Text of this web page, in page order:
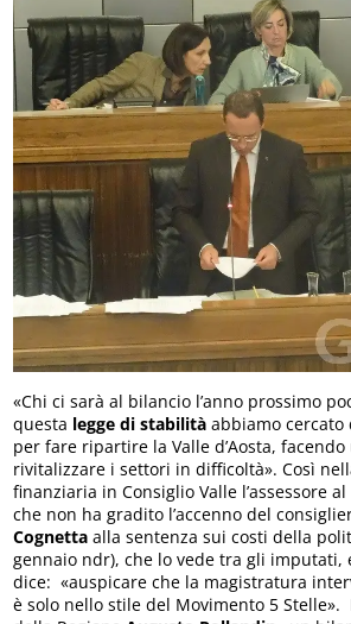
«Chi ci sarà al bilancio l’anno prossimo
questa legge di stabilità abbiamo
per fare ripartire la Valle d’Aosta,
rivitalizzare i settori in difficoltà». Così
finanziaria in Consiglio Valle l’assessore
che non ha gradito l’accenno del
Cognetta alla sentenza sui costi della
gennaio ndr), che lo vede tra gli imputati,
dice: «auspicare che la magistratura
è solo nello stile del Movimento 5